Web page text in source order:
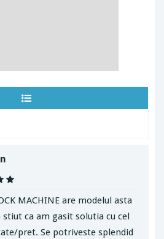
MACHINE are modelul asta
stiut ca am gasit solutia cu cel
pret. Se potriveste splendid